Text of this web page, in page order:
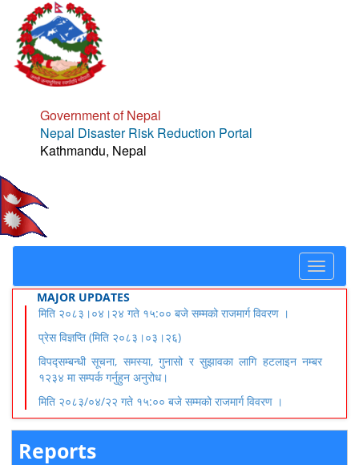
Government of Nepal
Nepal Disaster Risk Reduction Portal
Kathmandu, Nepal
Toggle
MAJOR UPDATES
मिति २०८३।०४।२४ गते १५:०० बजे सम्मको राजमार्ग विवरण ।
प्रेस विज्ञप्ति (मिति २०८३।०३।२६)
विपद्सम्बन्धी सूचना, समस्या, गुनासो र सुझावका लागि हटलाइन नम्बर
१२३४ मा सम्पर्क गर्नुहुन अनुरोध।
मिति २०८३/०४/२२ गते १५:०० बजे सम्मको राजमार्ग विवरण ।
Reports